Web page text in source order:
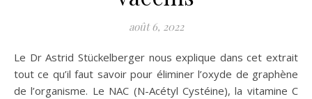
août 6, 2022
Le Dr Astrid Stückelberger nous explique dans cet extrait
tout ce qu’il faut savoir pour éliminer l’oxyde de graphène
de l’organisme. Le NAC (N-Acétyl Cystéine), la vitamine C